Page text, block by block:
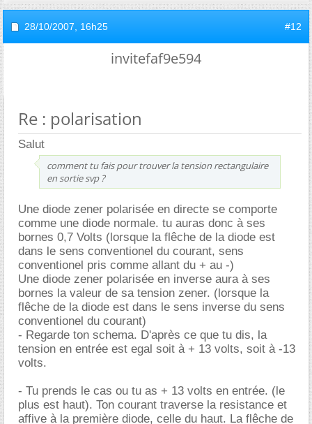
28/10/2007, 16h25 #12
invitefaf9e594
Re : polarisation
Salut
comment tu fais pour trouver la tension rectangulaire
en sortie svp ?
Une diode zener polarisée en directe se comporte
comme une diode normale. tu auras donc à ses
bornes 0,7 Volts (lorsque la flêche de la diode est
dans le sens conventionel du courant, sens
conventionel pris comme allant du + au -)
Une diode zener polarisée en inverse aura à ses
bornes la valeur de sa tension zener. (lorsque la
flêche de la diode est dans le sens inverse du sens
conventionel du courant)
- Regarde ton schema. D'après ce que tu dis, la
tension en entrée est egal soit à + 13 volts, soit à -13
volts.
- Tu prends le cas ou tu as + 13 volts en entrée. (le
plus est haut). Ton courant traverse la resistance et
affive à la première diode, celle du haut. La flêche de